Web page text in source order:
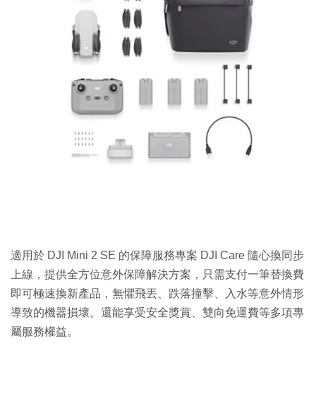
適用於 DJI Mini 2 SE 的保障服務專案 DJI Care 隨心換同步
上線，提供全方位意外保障解決方案，只需支付一筆替換費
即可極速換新產品，無懼飛丟、跌落撞擊、入水等意外情形
導致的機器損壞。還能享受安全獎賞、雙向免運費等多項專
屬服務權益。